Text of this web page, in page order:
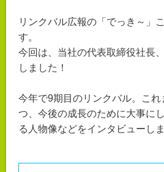
リンクバル広報の「でっき～」
す。
今回は、当社の代表取締役社長
しました！
今年で9期目のリンクバル。これ
つ、今後の成長のために大事に
る人物像などをインタビューし